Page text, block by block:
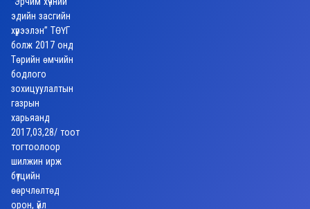
эдийн засгийн
хүрээлэн” ТӨҮГ
болж 2017 онд
Төрийн өмчийн
бодлого
зохицуулалтын
газрын
харьяанд
2017,03,28/ тоот
тогтоолоор
шилжин ирж
бүтцийн
өөрчлөлтөд
орон, үйл